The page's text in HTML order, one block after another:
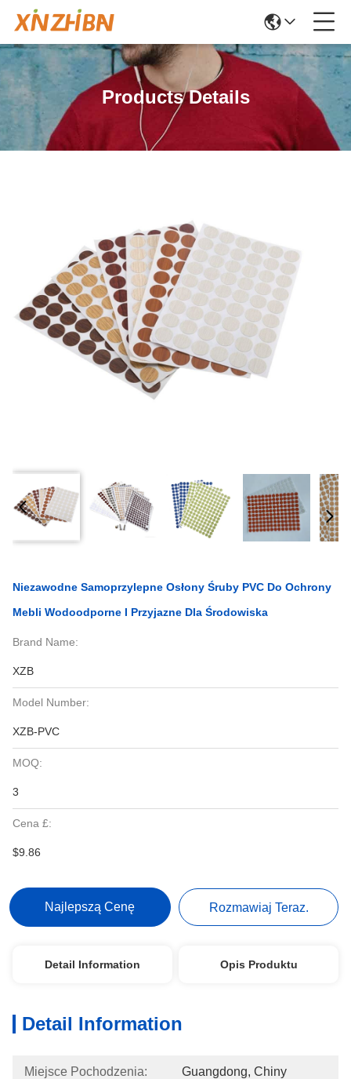
Products Details
Niezawodne Samoprzylepne Osłony Śruby PVC Do Ochrony
Mebli Wodoodporne I Przyjazne Dla Środowiska
Brand Name:
XZB
Model Number:
XZB-PVC
MOQ:
3
Cena £:
$9.86
Najlepszą Cenę Rozmawiaj Teraz.
Detail Information Opis Produktu
Detail Information
Miejsce Pochodzenia: Guangdong, Chiny